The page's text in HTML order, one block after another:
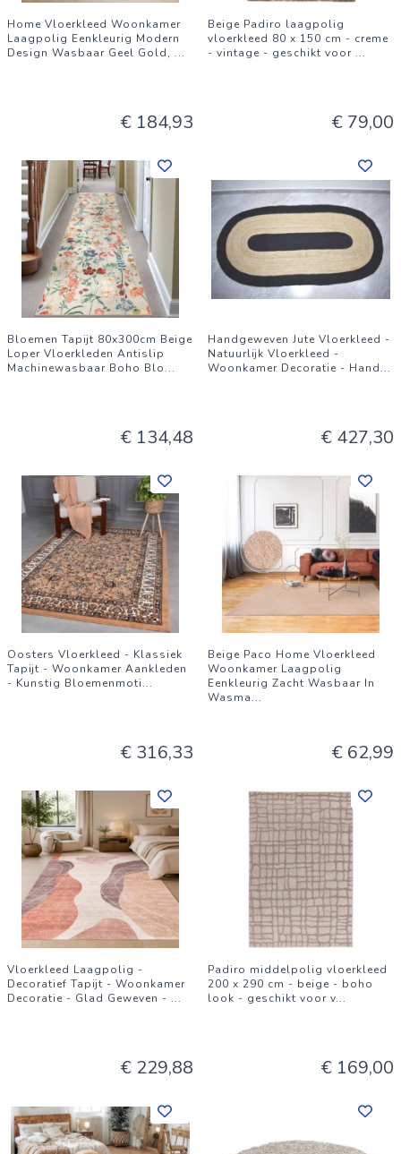
Home Vloerkleed Woonkamer
Laagpolig Eenkleurig Modern
Design Wasbaar Geel Gold, ...
€ 184,93
Beige Padiro laagpolig
vloerkleed 80 x 150 cm - creme
- vintage - geschikt voor ...
€ 79,00
Bloemen Tapijt 80x300cm Beige
Loper Vloerkleden Antislip
Machinewasbaar Boho Blo...
€ 134,48
Handgeweven Jute Vloerkleed -
Natuurlijk Vloerkleed -
Woonkamer Decoratie - Hand...
€ 427,30
Oosters Vloerkleed - Klassiek
Tapijt - Woonkamer Aankleden
- Kunstig Bloemenmoti...
€ 316,33
Beige Paco Home Vloerkleed
Woonkamer Laagpolig
Eenkleurig Zacht Wasbaar In
Wasma...
€ 62,99
Vloerkleed Laagpolig -
Decoratief Tapijt - Woonkamer
Decoratie - Glad Geweven - ...
€ 229,88
Padiro middelpolig vloerkleed
200 x 290 cm - beige - boho
look - geschikt voor v...
€ 169,00